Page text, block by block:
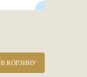
В КОРЗИНУ